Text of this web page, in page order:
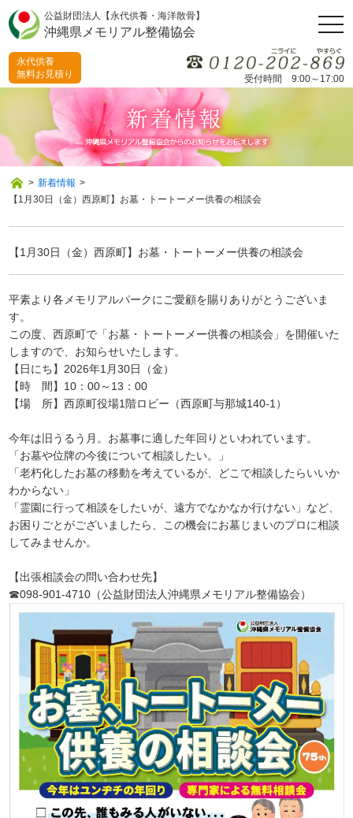
公益財団法人【永代供養・海洋散骨】
沖縄県メモリアル整備協会
受付時間 9:00～17:00
永代供養
無料お見積り
> 新着情報 >
【1月30日（金）西原町】お墓・トートーメー供養の相談会
【1月30日（金）西原町】お墓・トートーメー供養の相談会
平素より各メモリアルパークにご愛顧を賜りありがとうございま
す。
この度、西原町で「お墓・トートーメー供養の相談会」を開催いた
しますので、お知らせいたします。
【日にち】2026年1月30日（金）
【時 間】10：00～13：00
【場 所】西原町役場1階ロビー（西原町与那城140-1）
今年は旧うるう月。お墓事に適した年回りといわれています。
「お墓や位牌の今後について相談したい。」
「老朽化したお墓の移動を考えているが、どこで相談したらいいか
わからない」
「霊園に行って相談をしたいが、遠方でなかなか行けない」など、
お困りごとがございましたら、この機会にお墓じまいのプロに相談
してみませんか。
【出張相談会の問い合わせ先】
☎098-901-4710（公益財団法人沖縄県メモリアル整備協会）